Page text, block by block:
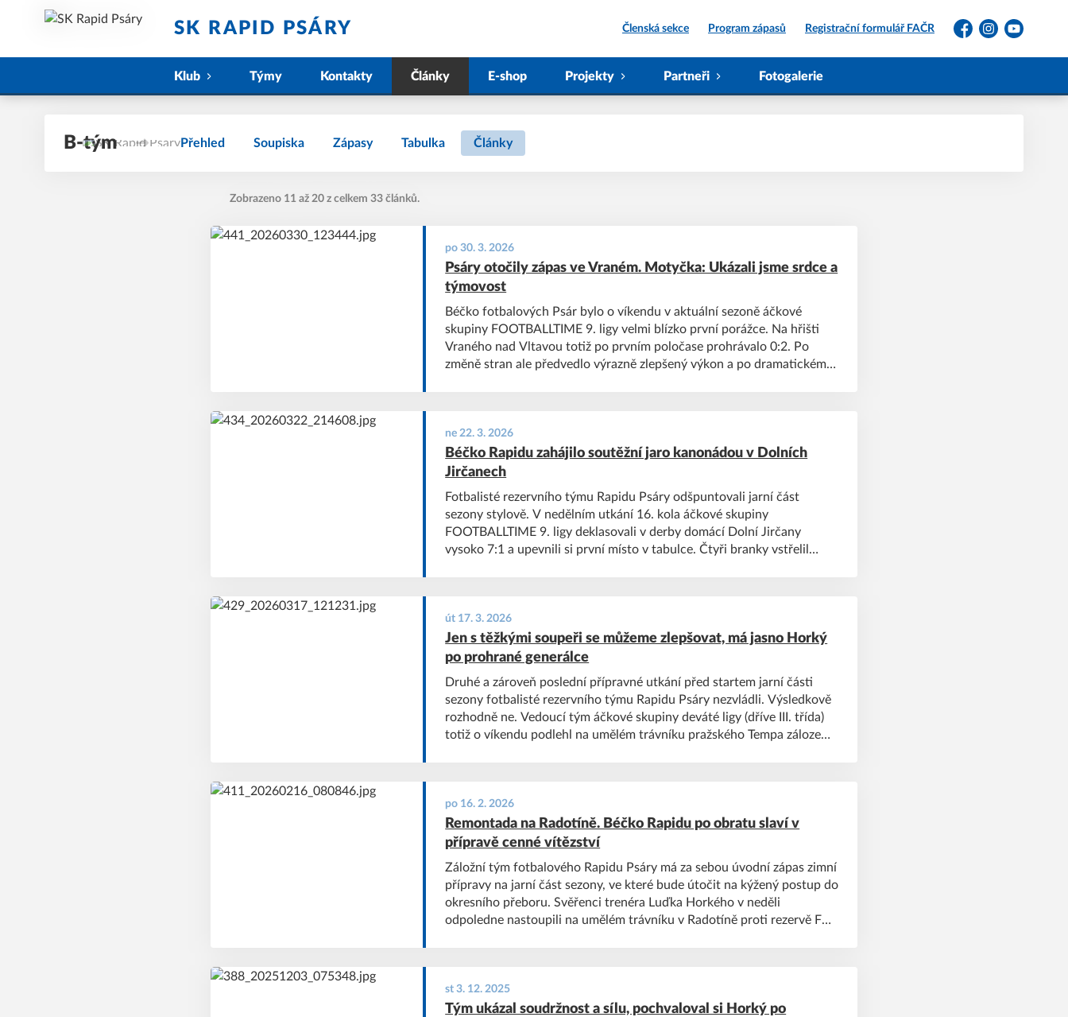
SK RAPID PSÁRY Členská sekce Program zápasů Registrační formulář FAČR
FacebookInstagramYouTube
Klub Týmy Kontakty Články E-shop Projekty Partneři Fotogalerie
B-tým Přehled Soupiska Zápasy Tabulka Články
Zobrazeno 11 až 20 z celkem 33 článků.
po 30. 3. 2026
Psáry otočily zápas ve Vraném. Motyčka: Ukázali jsme srdce a
týmovost
Béčko fotbalových Psár bylo o víkendu v aktuální sezoně áčkové
skupiny FOOTBALLTIME 9. ligy velmi blízko první porážce. Na hřišti
Vraného nad Vltavou totiž po prvním poločase prohrávalo 0:2. Po
změně stran ale předvedlo výrazně zlepšený výkon a po dramatickém
ne 22. 3. 2026
Béčko Rapidu zahájilo soutěžní jaro kanonádou v Dolních
Jirčanech
Fotbalisté rezervního týmu Rapidu Psáry odšpuntovali jarní část
sezony stylově. V nedělním utkání 16. kola áčkové skupiny
FOOTBALLTIME 9. ligy deklasovali v derby domácí Dolní Jirčany
vysoko 7:1 a upevnili si první místo v tabulce. Čtyři branky vstřelil
út 17. 3. 2026
Jen s těžkými soupeři se můžeme zlepšovat, má jasno Horký
po prohrané generálce
Druhé a zároveň poslední přípravné utkání před startem jarní části
sezony fotbalisté rezervního týmu Rapidu Psáry nezvládli. Výsledkově
rozhodně ne. Vedoucí tým áčkové skupiny deváté ligy (dříve III. třída)
totiž o víkendu podlehl na umělém trávníku pražského Tempa záloze
po 16. 2. 2026
Remontada na Radotíně. Béčko Rapidu po obratu slaví v
přípravě cenné vítězství
Záložní tým fotbalového Rapidu Psáry má za sebou úvodní zápas zimní
přípravy na jarní část sezony, ve které bude útočit na kýžený postup do
okresního přeboru. Svěřenci trenéra Luďka Horkého v neděli
odpoledne nastoupili na umělém trávníku v Radotíně proti rezervě FK
st 3. 12. 2025
Tým ukázal soudržnost a sílu, pochvaloval si Horký po